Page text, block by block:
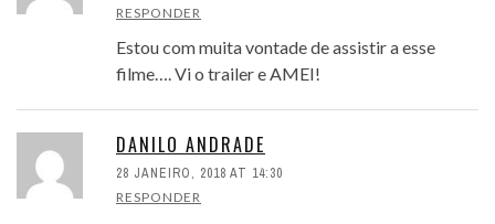
RESPONDER
Estou com muita vontade de assistir a esse
filme…. Vi o trailer e AMEI!
DANILO ANDRADE
28 JANEIRO, 2018 AT 14:30
RESPONDER